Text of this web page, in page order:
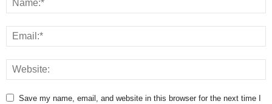
Save my name, email, and website in this browser for the next time I